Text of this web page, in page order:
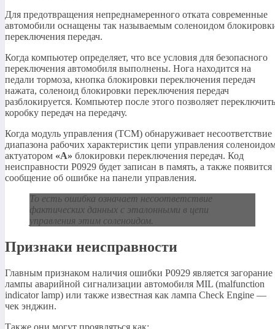
Для предотвращения непреднамеренного отката современные
автомобили оснащены так называемым соленоидом
переключения передач.
Когда компьютер определяет, что все условия для безопасного
переключения автомобиля выполнены. Нога находится на
педали тормоза, кнопка блокировки переключения передач
нажата, соленоид блокировки переключения передач
разблокируется. Компьютер после этого позволяет переключить
коробку передач на передачу.
Когда модуль управления (TCM) обнаруживает несоответствие
диапазона рабочих характеристик цепи управления
актуатором «A» блокировки переключения передач. Код
неисправности P0929 будет записан в память, а также появится
сообщение об ошибке на панели управления.
То есть ошибка означает несоответствие
фактических данных с эталонными в цепи
управления этим соленоидом.
Признаки неисправности
Главным признаком наличия ошибки P0929 является загорание
лампы аварийной сигнализации автомобиля MIL (malfunction
indicator lamp) или также известная как лампа Check Engine —
чек энджин.
Также они могут проявляться как: